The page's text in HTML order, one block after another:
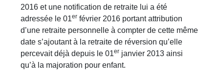
2016 et une notification de retraite lui a été
adressée le 01er février 2016 portant attribution
d’une retraite personnelle à compter de cette même
date s’ajoutant à la retraite de réversion qu’elle
percevait déjà depuis le 01er janvier 2013 ainsi
qu’à la majoration pour enfant.